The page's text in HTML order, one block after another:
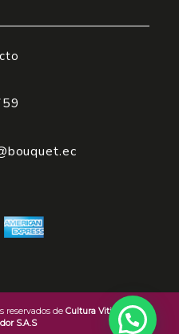
reservados de Cultura Vitivinícola
S.A.S